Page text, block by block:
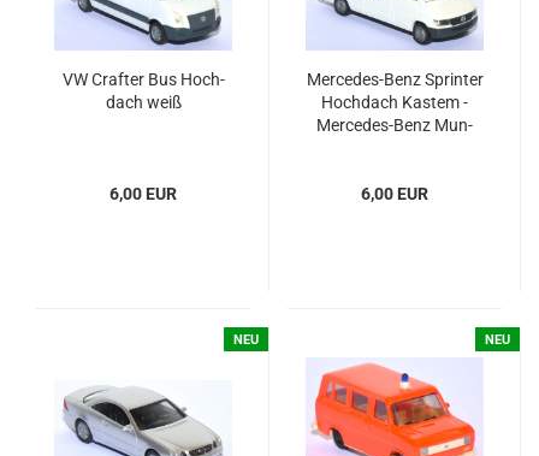
VW Craf­ter Bus Hoch­
dach weiß
6,00 EUR
Mercedes-​​Benz Sprin­ter
Hoch­dach Kas­tem -
Mercedes-​​Benz Mun­
6,00 EUR
NEU NEU